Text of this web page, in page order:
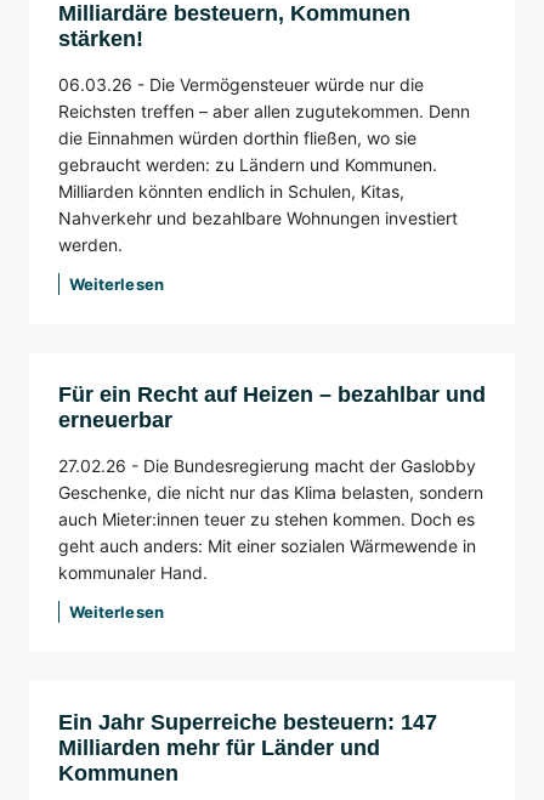
Milliardäre besteuern, Kommunen
stärken!
06.03.26 - Die Vermögensteuer würde nur die
Reichsten treffen – aber allen zugutekommen. Denn
die Einnahmen würden dorthin fließen, wo sie
gebraucht werden: zu Ländern und Kommunen.
Milliarden könnten endlich in Schulen, Kitas,
Nahverkehr und bezahlbare Wohnungen investiert
werden.
Weiterlesen
Für ein Recht auf Heizen – bezahlbar und
erneuerbar
27.02.26 - Die Bundesregierung macht der Gaslobby
Geschenke, die nicht nur das Klima belasten, sondern
auch Mieter:innen teuer zu stehen kommen. Doch es
geht auch anders: Mit einer sozialen Wärmewende in
kommunaler Hand.
Weiterlesen
Ein Jahr Superreiche besteuern: 147
Milliarden mehr für Länder und
Kommunen